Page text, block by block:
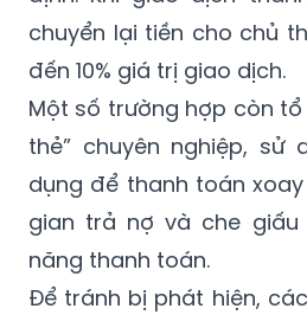
chuyển lại tiền cho chủ
đến 10% giá trị giao dịch.
Một số trường hợp còn
thẻ” chuyên nghiệp, sử
dụng để thanh toán
gian trả nợ và che
năng thanh toán.
Để tránh bị phát hiện,